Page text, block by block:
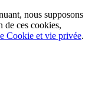
nous supposons
de ces cookies,
Cookie et vie privée.